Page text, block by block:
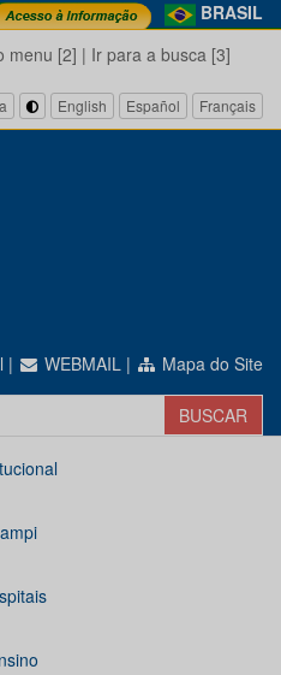
BRASIL
menu [2] | Ir para a busca [3]
a English Español Français
| WEBMAIL | Mapa do Site